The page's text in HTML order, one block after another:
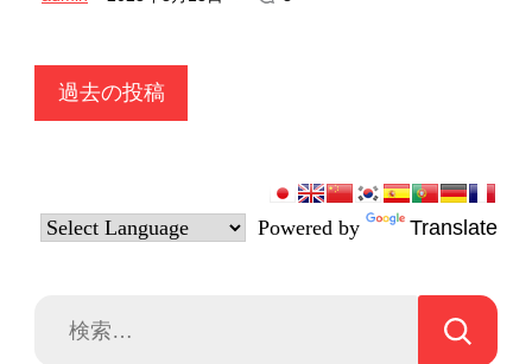
投
稿
ビ
過去の投稿
Powered by Translate